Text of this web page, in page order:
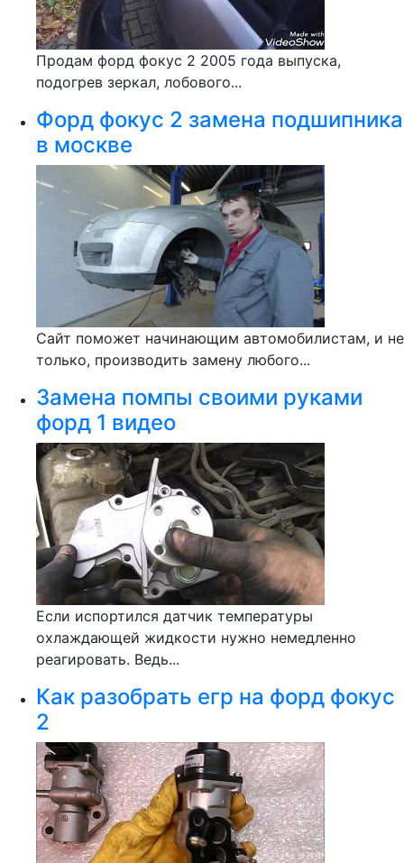
Продам форд фокус 2 2005 года выпуска,
подогрев зеркал, лобового...
Форд фокус 2 замена подшипника
в москве
Сайт поможет начинающим автомобилистам, и не
только, производить замену любого...
Замена помпы своими руками
форд 1 видео
Если испортился датчик температуры
охлаждающей жидкости нужно немедленно
реагировать. Ведь...
Как разобрать егр на форд фокус
2